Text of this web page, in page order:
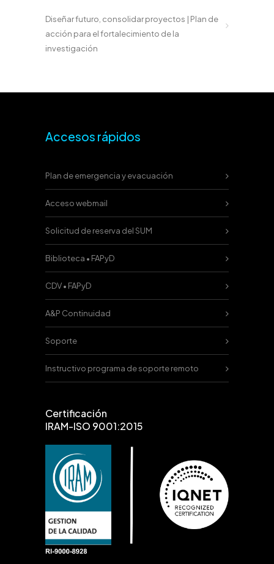
Diseñar futuro, consolidar proyectos | Plan de
acción para el fortalecimiento de la
investigación
Accesos rápidos
Plan de emergencia y evacuación
Acceso webmail
Solicitud de reserva del SUM
Biblioteca • FAPyD
CDV • FAPyD
A&P Continuidad
Soporte
Instructivo programa de soporte remoto
Certificación
IRAM-ISO 9001:2015